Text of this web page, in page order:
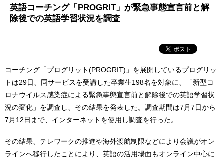
英語コーチング「PROGRIT」が緊急事態宣言前と解
除後での英語学習状況を調査
コーチング「プログリット(PROGRIT)」を展開しているプログリッ
トは29日、同サービスを受講した卒業生198名を対象に、「新型コ
ロナウイルス感染症による緊急事態宣言前と解除後での英語学習状
況の変化」を調査し、その結果を発表した。調査期間は7月7日から
7月12日まで、インターネットを使用し調査を行った。
その結果、テレワークの推進や海外渡航制限などにより会議がオン
ラインへ移行したことにより、英語の活用場面もオンライン中心に